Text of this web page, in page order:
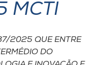
MCTI
2025 QUE ENTRE
DO